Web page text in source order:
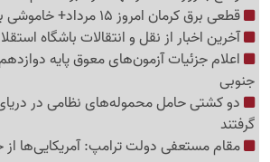
قطعی برق کرمان امروز 15 مرداد+ خاموشی برق کرمان پنجشنبه
آخرین اخبار از نقل و انتقالات باشگاه استقلال
اعلام جزئیات آزمون‌های معوق پایه
جنوبی
دو کشتی حامل محموله‌های نظامی در
گرفتند
مقام مستعفی دولت ترامپ: آمریکایی‌ها